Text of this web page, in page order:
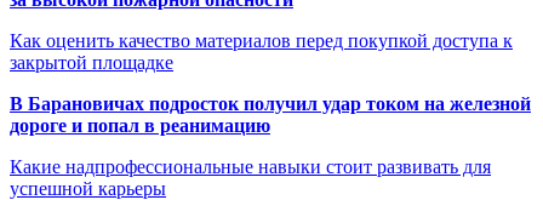
Как оценить качество материалов перед покупкой доступа к
закрытой площадке
В Барановичах подросток получил удар током на железной
дороге и попал в реанимацию
Какие надпрофессиональные навыки стоит развивать для
успешной карьеры